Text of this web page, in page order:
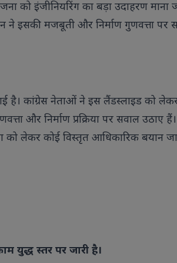
को इंजीनियरिंग का बड़ा उदाहरण माना
ने इसकी मजबूती और निर्माण गुणवत्ता पर
गई है। कांग्रेस नेताओं ने इस लैंडस्लाइड को
और निर्माण प्रक्रिया पर सवाल उठाए हैं।
लेकर कोई विस्तृत आधिकारिक बयान
युद्ध स्तर पर जारी है।